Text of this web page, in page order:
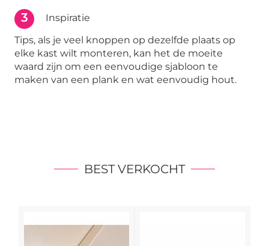
3
Inspiratie
Tips, als je veel knoppen op dezelfde plaats op
elke kast wilt monteren, kan het de moeite
waard zijn om een eenvoudige sjabloon te
maken van een plank en wat eenvoudig hout.
BEST VERKOCHT